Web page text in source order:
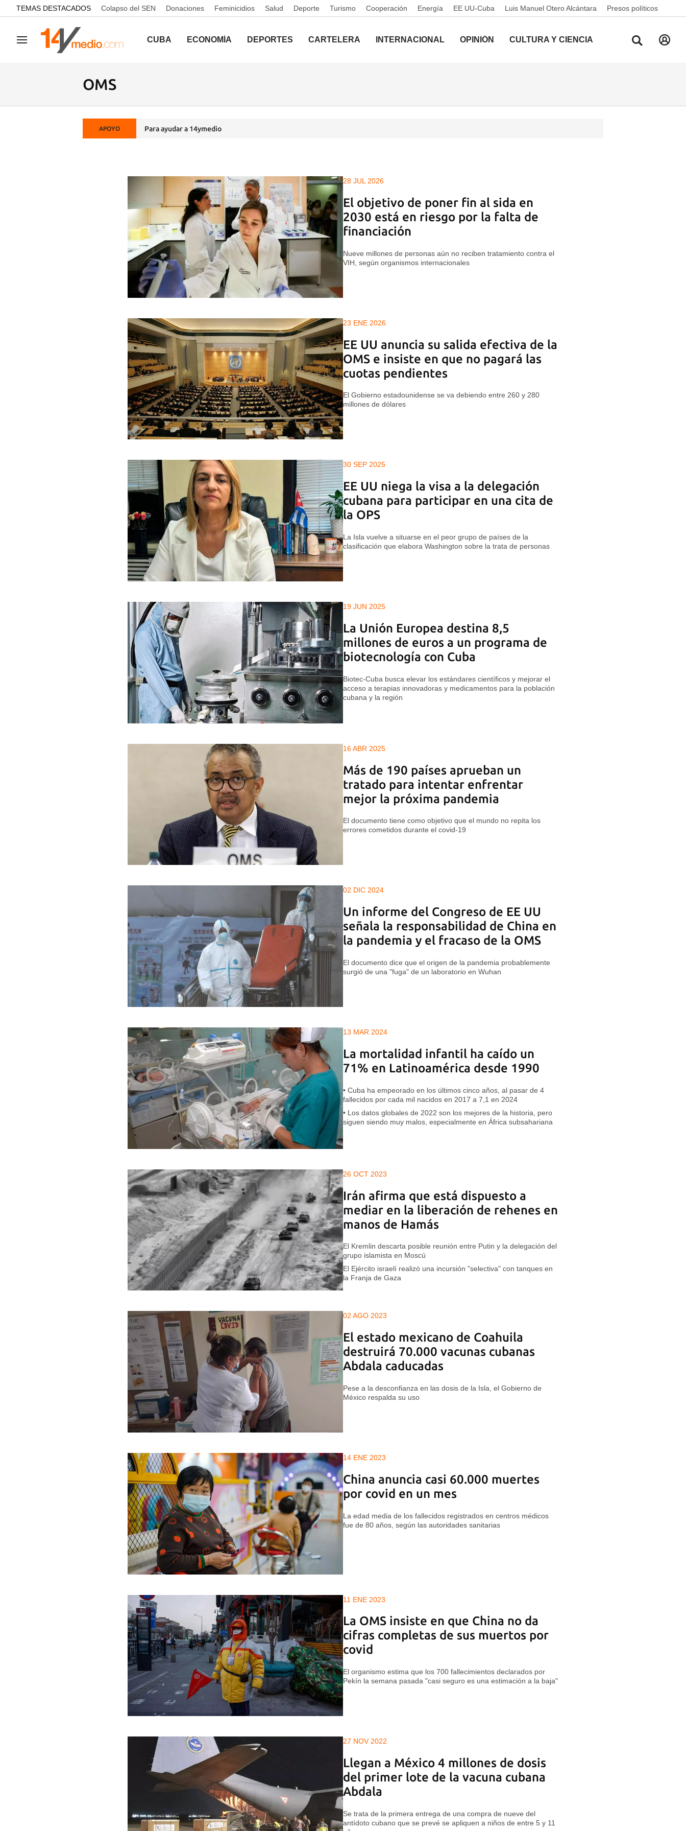
common.go-to-content
TEMAS DESTACADOS Colapso del SEN Donaciones Feminicidios Salud Deporte Turismo Cooperación Energía EE UU-Cuba Luis Manuel Otero Alcántara Presos políticos
Navegación CUBA ECONOMÍA DEPORTES CARTELERA INTERNACIONAL OPINIÓN CULTURA Y CIENCIA
OMS
APOYO Para ayudar a 14ymedio
28 JUL 2026
El objetivo de poner fin al sida en
2030 está en riesgo por la falta de
financiación
Nueve millones de personas aún no reciben tratamiento contra el
VIH, según organismos internacionales
23 ENE 2026
EE UU anuncia su salida efectiva de la
OMS e insiste en que no pagará las
cuotas pendientes
El Gobierno estadounidense se va debiendo entre 260 y 280
millones de dólares
30 SEP 2025
EE UU niega la visa a la delegación
cubana para participar en una cita de
la OPS
La Isla vuelve a situarse en el peor grupo de países de la
clasificación que elabora Washington sobre la trata de personas
19 JUN 2025
La Unión Europea destina 8,5
millones de euros a un programa de
biotecnología con Cuba
Biotec-Cuba busca elevar los estándares científicos y mejorar el
acceso a terapias innovadoras y medicamentos para la población
cubana y la región
16 ABR 2025
Más de 190 países aprueban un
tratado para intentar enfrentar
mejor la próxima pandemia
El documento tiene como objetivo que el mundo no repita los
errores cometidos durante el covid-19
02 DIC 2024
Un informe del Congreso de EE UU
señala la responsabilidad de China en
la pandemia y el fracaso de la OMS
El documento dice que el origen de la pandemia probablemente
surgió de una "fuga" de un laboratorio en Wuhan
13 MAR 2024
La mortalidad infantil ha caído un
71% en Latinoamérica desde 1990
• Cuba ha empeorado en los últimos cinco años, al pasar de 4
fallecidos por cada mil nacidos en 2017 a 7,1 en 2024
• Los datos globales de 2022 son los mejores de la historia, pero
siguen siendo muy malos, especialmente en África subsahariana
26 OCT 2023
Irán afirma que está dispuesto a
mediar en la liberación de rehenes en
manos de Hamás
El Kremlin descarta posible reunión entre Putin y la delegación del
grupo islamista en Moscú
El Ejército israelí realizó una incursión "selectiva" con tanques en
la Franja de Gaza
02 AGO 2023
El estado mexicano de Coahuila
destruirá 70.000 vacunas cubanas
Abdala caducadas
Pese a la desconfianza en las dosis de la Isla, el Gobierno de
México respalda su uso
14 ENE 2023
China anuncia casi 60.000 muertes
por covid en un mes
La edad media de los fallecidos registrados en centros médicos
fue de 80 años, según las autoridades sanitarias
11 ENE 2023
La OMS insiste en que China no da
cifras completas de sus muertos por
covid
El organismo estima que los 700 fallecimientos declarados por
Pekín la semana pasada "casi seguro es una estimación a la baja"
27 NOV 2022
Llegan a México 4 millones de dosis
del primer lote de la vacuna cubana
Abdala
Se trata de la primera entrega de una compra de nueve del
antídoto cubano que se prevé se apliquen a niños de entre 5 y 11